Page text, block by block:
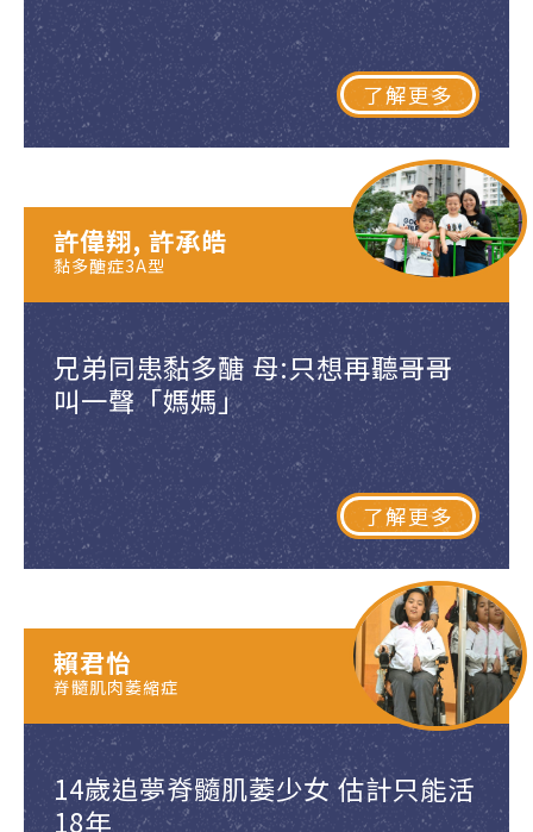
了解更多
兄弟同患黏多醣 母:只想再聽哥哥
叫一聲「媽媽」
了解更多
許偉翔, 許承皓
黏多醣症3A型
14歲追夢脊髓肌萎少女 估計只能活
18年
賴君怡
脊髓肌肉萎縮症